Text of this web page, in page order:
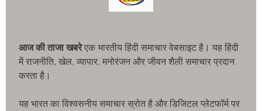
आज की ताजा खबरेएक भारतीय हिंदी समाचार वेबसाइट है। यह हिंदी
में राजनीति, खेल, व्यापार, मनोरंजन और जीवन शैली समाचार प्रदान
करता है।
यह भारत का विश्वसनीय समाचार स्रोत है और डिजिटल प्लेटफॉर्म पर